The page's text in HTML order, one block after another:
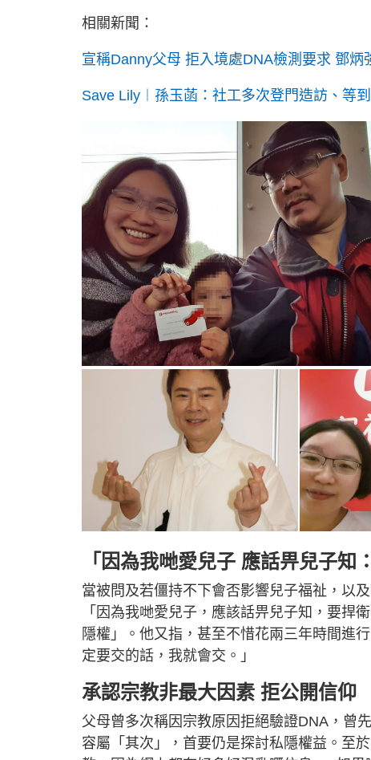
相關新聞：
宣稱Danny父母 拒入境處DNA檢測要求 鄧
Save Lily︱孫玉菡：社工多次登門造訪、等
「因為我哋愛兒子 應話畀兒子知
當被問及若僵持不下會否影響兒子福祉，以
「因為我哋愛兒子，應該話畀兒子知，要捍
隱權」。他又指，甚至不惜花兩三年時間進
定要交的話，我就會交。」
承認宗教非最大因素 拒公開信仰
父母曾多次稱因宗教原因拒絕驗證DNA，曾
容屬「其次」，首要仍是探討私隱權益。至